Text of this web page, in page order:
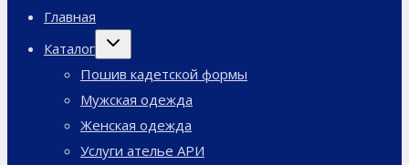
Главная
Каталог
Переключить
дочернее
Пошив кадетской формы
Мужская одежда
Женская одежда
Услуги ателье АРИ